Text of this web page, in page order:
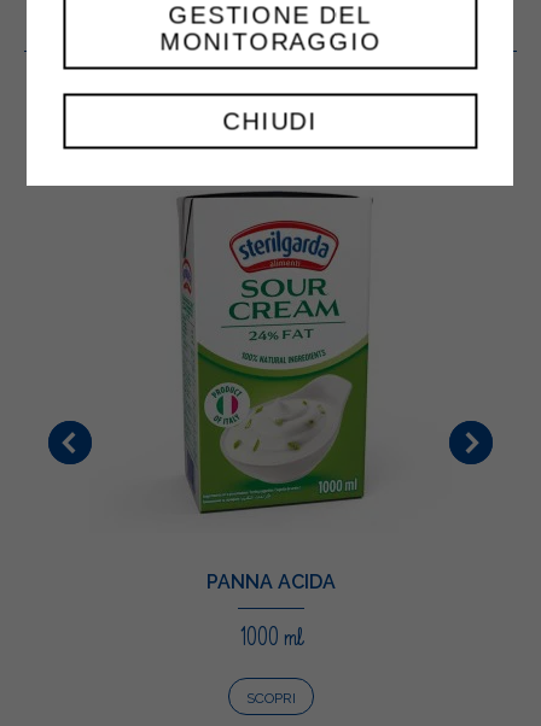
Prodotti Correlati
PANNA ACIDA
1000 ml
SCOPRI
CHIUDI
GESTIONE DEL
MONITORAGGIO